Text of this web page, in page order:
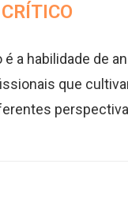
a habilidade de
que